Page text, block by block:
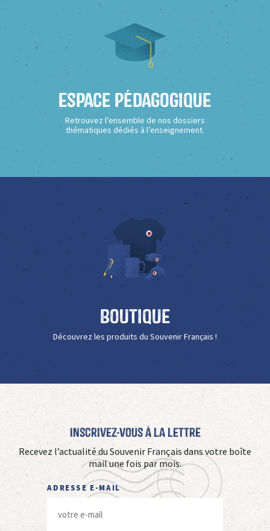
Espace Pédagogique
Retrouvez l’ensemble de nos dossiers
thématiques dédiés à l’enseignement.
Boutique
Découvrez les produits du Souvenir Français !
Inscrivez-vous à La Lettre
Recevez l’actualité du Souvenir Français dans votre boîte
mail une fois par mois.
ADRESSE E-MAIL